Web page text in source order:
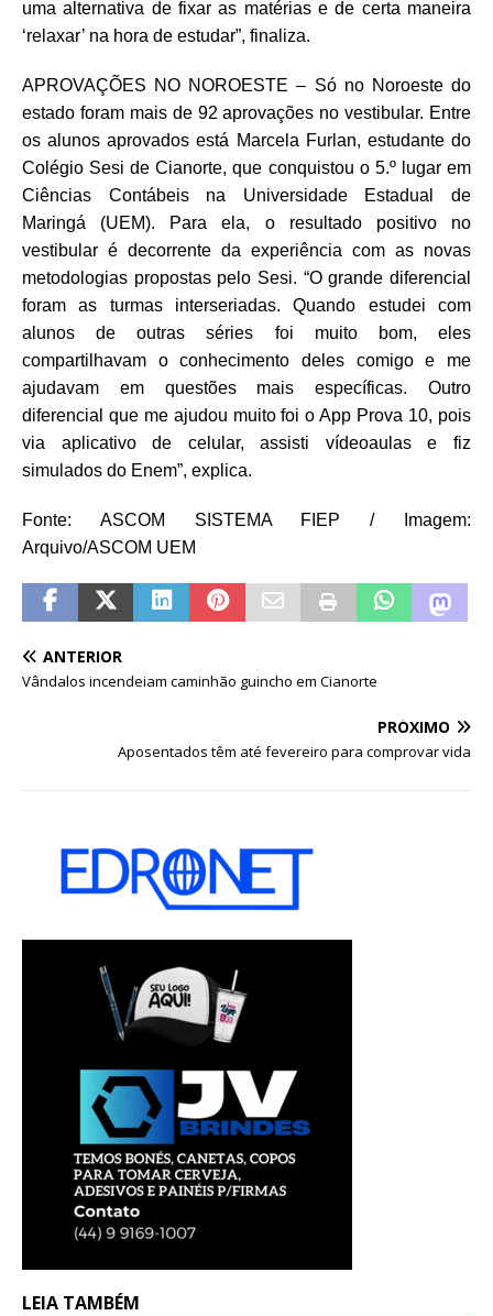
uma alternativa de fixar as matérias e de certa maneira
‘relaxar’ na hora de estudar”, finaliza.
APROVAÇÕES NO NOROESTE – Só no Noroeste do
estado foram mais de 92 aprovações no vestibular. Entre
os alunos aprovados está Marcela Furlan, estudante do
Colégio Sesi de Cianorte, que conquistou o 5.º lugar em
Ciências Contábeis na Universidade Estadual de
Maringá (UEM). Para ela, o resultado positivo no
vestibular é decorrente da experiência com as novas
metodologias propostas pelo Sesi. “O grande diferencial
foram as turmas interseriadas. Quando estudei com
alunos de outras séries foi muito bom, eles
compartilhavam o conhecimento deles comigo e me
ajudavam em questões mais específicas. Outro
diferencial que me ajudou muito foi o App Prova 10, pois
via aplicativo de celular, assisti vídeoaulas e fiz
simulados do Enem”, explica.
Fonte: ASCOM SISTEMA FIEP / Imagem:
Arquivo/ASCOM UEM
ANTERIOR
Vândalos incendeiam caminhão guincho em Cianorte
PRÓXIMO
Aposentados têm até fevereiro para comprovar vida
LEIA TAMBÉM